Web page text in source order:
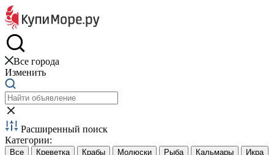
Все города
Изменить
Расширенный поиск
Категории: